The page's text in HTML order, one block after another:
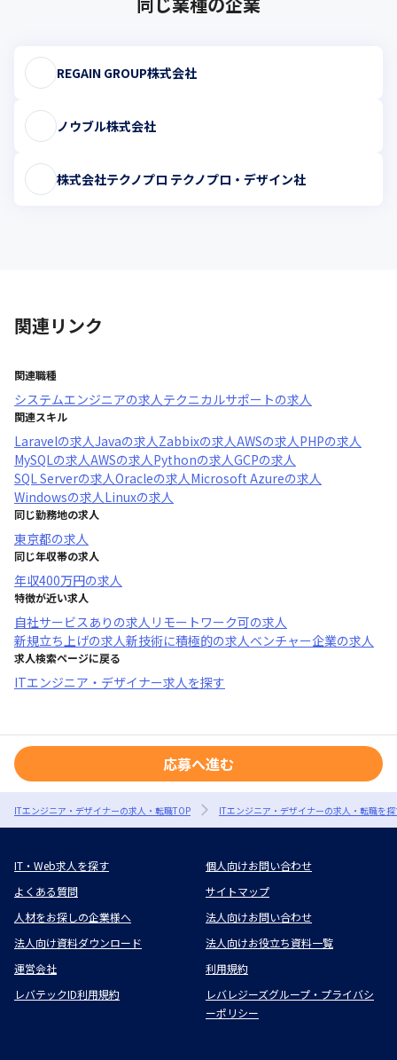
REGAIN GROUP株式会社
ノウブル株式会社
株式会社テクノプロ テクノプロ・デザイン社
関連リンク
関連職種
システムエンジニアの求人テクニカルサポートの求人
関連スキル
Laravelの求人Javaの求人Zabbixの求人AWSの求人PHPの求人
MySQLの求人AWSの求人Pythonの求人GCPの求人
SQL Serverの求人Oracleの求人Microsoft Azureの求人
Windowsの求人Linuxの求人
同じ勤務地の求人
東京都の求人
同じ年収帯の求人
年収400万円の求人
特徴が近い求人
自社サービスあり の求人 リモートワーク可の求人
新規立ち上げの求人新技術に積極的の求人ベンチャー企業の求人
求人検索ページに戻る
ITエンジニア・デザイナー求人を探す
応募へ進む
ITエンジニア・デザイナーの求人・転職TOP ITエンジニア・デザイナーの求人・転職を
IT・Web求人を探す
個人向けお問い合わせ
よくある質問
サイトマップ
人材をお探しの企業様へ
法人向けお問い合わせ
法人向け資料ダウンロード
法人向けお役立ち資料一覧
運営会社
利用規約
レバテックID利用規約
レバレジーズグループ・プライバシ
ーポリシー